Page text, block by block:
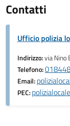
Contatti
Ufficio polizia
Indirizzo:via Nino
Telefono:
Email:
PEC: